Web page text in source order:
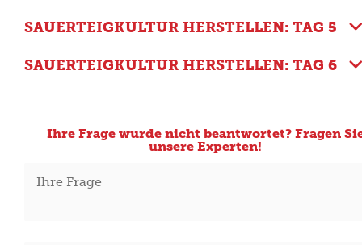
SAUERTEIGKULTUR HERSTELLEN: TAG 5
SAUERTEIGKULTUR HERSTELLEN: TAG 6
Ihre Frage wurde nicht beantwortet? Fragen
unsere Experten!